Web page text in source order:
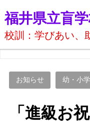
福井県立盲
校訓：学びあい、
お知らせ 幼・小
「進級お